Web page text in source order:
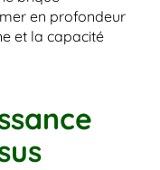
en profondeur
et la capacité